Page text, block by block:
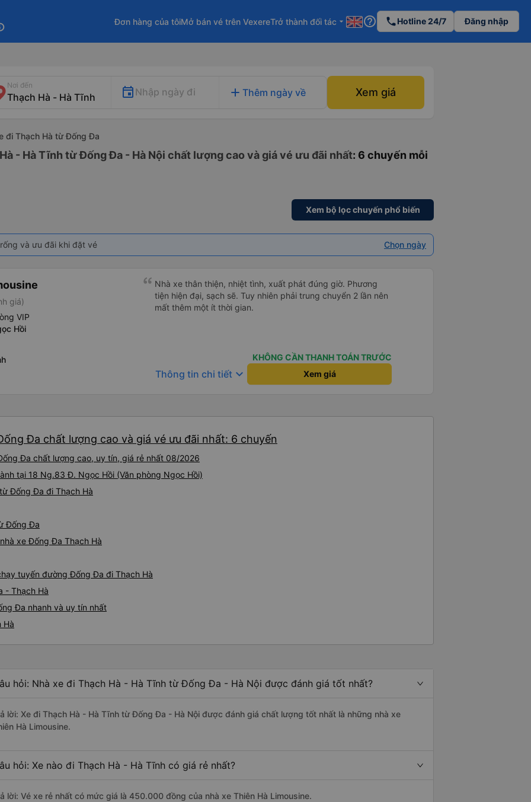
Đơn hàng của tôiMở bán vé trên VexereTrở thành đối tác arrow_drop_down help_outline phoneHotline 24/7 Đăng nhập
Nơi đến
Nhập ngày đi add Thêm ngày về Xem giá
đi Thạch Hà từ Đống Đa
- Hà Tĩnh từ Đống Đa - Hà Nội chất lượng cao và giá vé ưu đãi nhất: 6 chuyến mỗi
Xem bộ lọc chuyến phổ biến
và ưu đãi khi đặt vé Chọn ngày
giá)
VIP
Hồi
Nhà xe thân thiện, nhiệt tình, xuất phát đúng giờ. Phương
tiện hiện đại, sạch sẽ. Tuy nhiên phải trung chuyển 2 lần nên
mất thêm một ít thời gian.
KHÔNG CẦN THANH TOÁN TRƯỚC
Thông tin chi tiết keyboard_arrow_down Xem giá
Đa chất lượng cao và giá vé ưu đãi nhất: 6 chuyến
Đa chất lượng cao, uy tín, giá rẻ nhất 08/2026
tại 18 Ng.83 Đ. Ngọc Hồi (Văn phòng Ngọc Hồi)
Đống Đa đi Thạch Hà
Đống Đa
xe Đống Đa Thạch Hà
tuyến đường Đống Đa đi Thạch Hà
- Thạch Hà
Đa nhanh và uy tín nhất
Hà
hỏi: Nhà xe đi Thạch Hà - Hà Tĩnh từ Đống Đa - Hà Nội được đánh giá tốt nhất?
lời: Xe đi Thạch Hà - Hà Tĩnh từ Đống Đa - Hà Nội được đánh giá chất lượng tốt nhất là những nhà xe
Hà Limousine.
hỏi: Xe nào đi Thạch Hà - Hà Tĩnh có giá rẻ nhất?
lời: Vé xe rẻ nhất có mức giá là 450.000 đồng của nhà xe Thiên Hà Limousine.